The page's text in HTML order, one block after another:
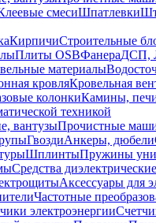
смесиШпатлевки
КирпичиСтроительные
Плиты OSBФанераДСП,
материалы
кровляКровельная
колонкиКамины,
техникой
вантузыПрочистные
ГвоздиАнкеры, дюбели
ШплинтыПружины
Средства диэлектрические
Аксессуары для
Частотные
электроэнергии